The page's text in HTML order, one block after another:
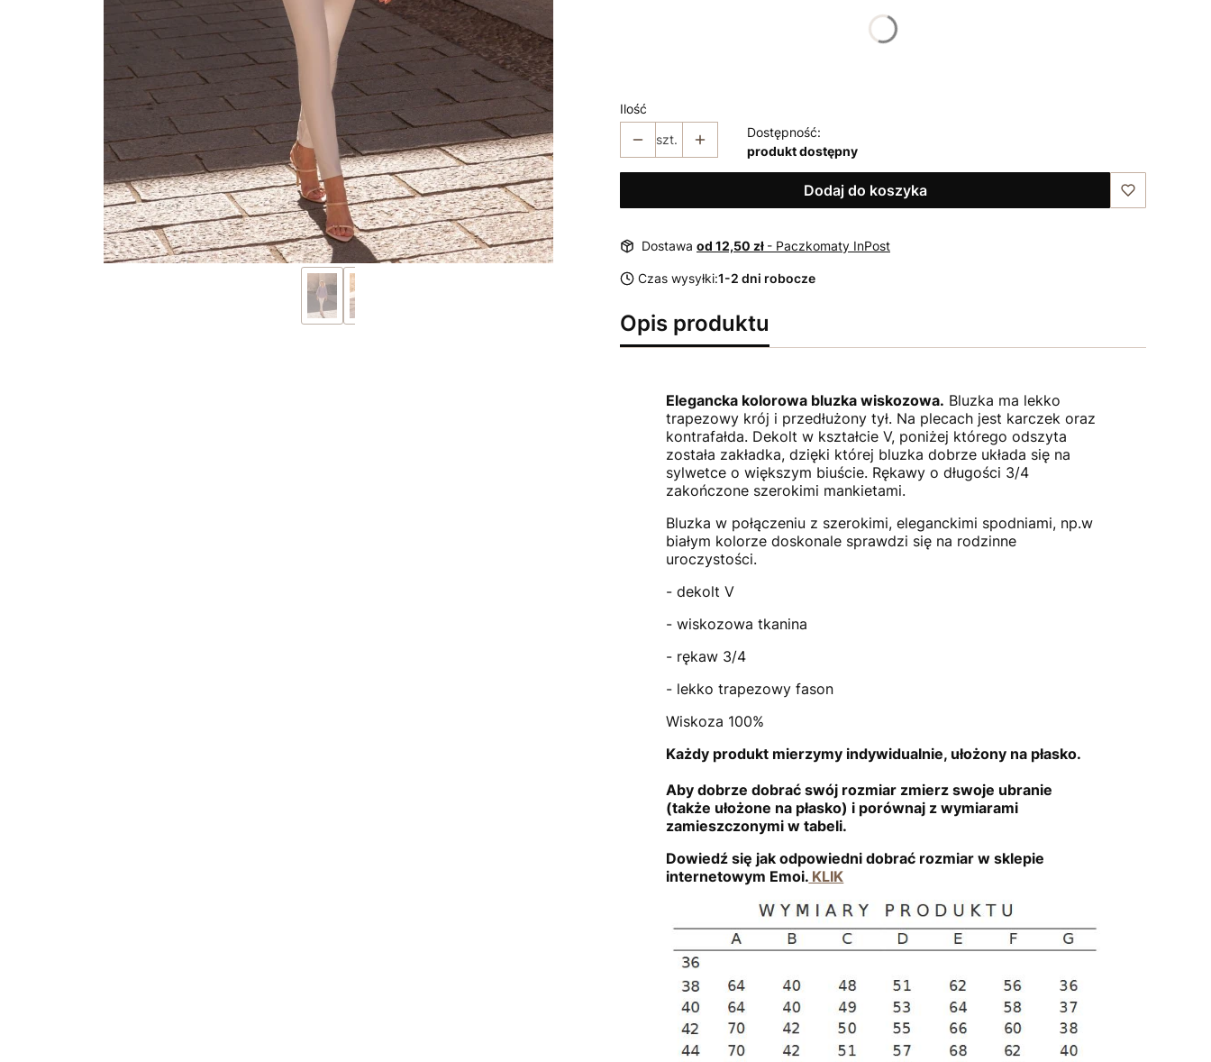
Ilość
szt.
Dostępność:
produkt dostępny
Dodaj do koszyka
Dostawa od 12,50 zł - Paczkomaty InPost
Czas wysyłki:1-2 dni robocze
Opis produktu
Elegancka kolorowa bluzka wiskozowa. Bluzka ma lekko
trapezowy krój i przedłużony tył. Na plecach jest karczek oraz
kontrafałda. Dekolt w kształcie V, poniżej którego odszyta
została zakładka, dzięki której bluzka dobrze układa się na
sylwetce o większym biuście. Rękawy o długości 3/4
zakończone szerokimi mankietami.
Bluzka w połączeniu z szerokimi, eleganckimi spodniami, np.w
białym kolorze doskonale sprawdzi się na rodzinne
uroczystości.
- dekolt V
- wiskozowa tkanina
- rękaw 3/4
- lekko trapezowy fason
Wiskoza 100%
Każdy produkt mierzymy indywidualnie, ułożony na płasko.
Aby dobrze dobrać swój rozmiar zmierz swoje ubranie
(także ułożone na płasko) i porównaj z wymiarami
zamieszczonymi w tabeli.
Dowiedź się jak odpowiedni dobrać rozmiar w sklepie
internetowym Emoi. KLIK